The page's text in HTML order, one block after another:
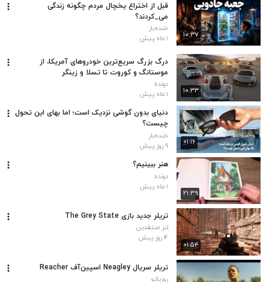
۱۰:۳۷
قبل از اختراع یخچال مردم چگونه زندگی
می_کردند؟
خنده‌بار
۱ ماه پیش
۱۰:۳۳
درگ بزرگ سریع‌ترین خودروهای آمریکا، از
موستانگ و کوروت تا تسلا و زینگر
دونده
۱ ماه پیش
۰۱:۱۶
دنیای بدون گوشی نزدیک است؛ اما بهای این تحول
چیست؟
خنده‌بار
۹ روز پیش
۲۱:۳۹
هنر ببینیم؟
دونده
۱ ماه پیش
۰۱:۵۴
تریلر جدید بازی The Grey State
لنز منتقدین
۴ روز پیش
تریلر سریال Neagley اسپین‌آف Reacher
روزیاتو